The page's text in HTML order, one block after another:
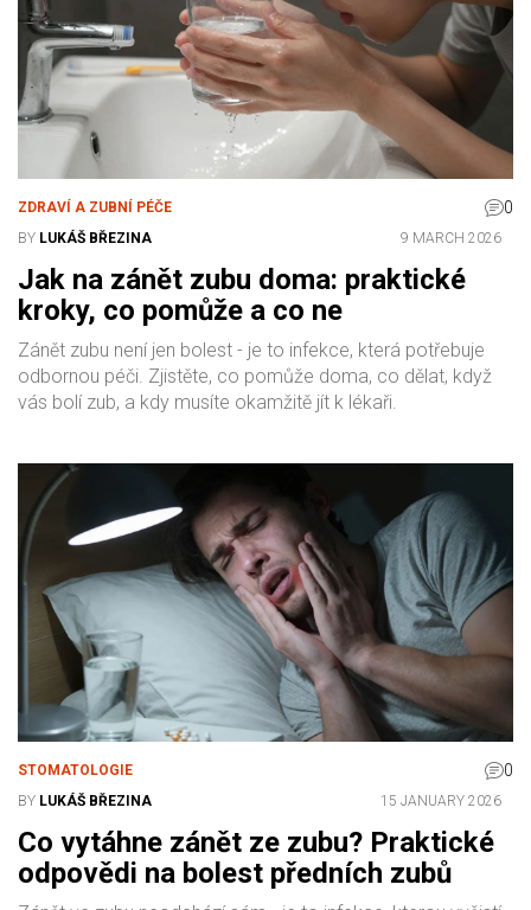
ZDRAVÍ A ZUBNÍ PÉČE 0
BY LUKÁŠ BŘEZINA 9 MARCH 2026
Jak na zánět zubu doma: praktické
kroky, co pomůže a co ne
Zánět zubu není jen bolest - je to infekce, která potřebuje
odbornou péči. Zjistěte, co pomůže doma, co dělat, když
vás bolí zub, a kdy musíte okamžitě jít k lékaři.
STOMATOLOGIE 0
BY LUKÁŠ BŘEZINA 15 JANUARY 2026
Co vytáhne zánět ze zubu? Praktické
odpovědi na bolest předních zubů